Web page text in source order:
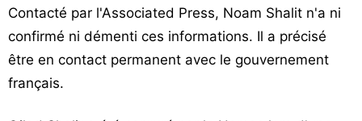
Contacté par l'Associated Press, Noam Shalit n'a ni
confirmé ni démenti ces informations. Il a précisé
être en contact permanent avec le gouvernement
français.